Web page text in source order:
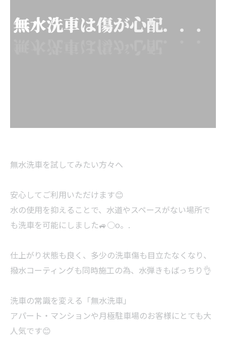
無水洗車を試してみたい方々へ
安心してご利用いただけます😊
水の使用を抑えることで、水道やスペースがない場所で
も洗車を可能にしました🚙○o。.
仕上がり状態も良く、多少の洗車傷も目立たなくなり、
撥水コーティングも同時施工の為、水弾きもばっちり👌
洗車の常識を変える「無水洗車」
アパート・マンションや月極駐車場のお客様にとても大
人気です😊